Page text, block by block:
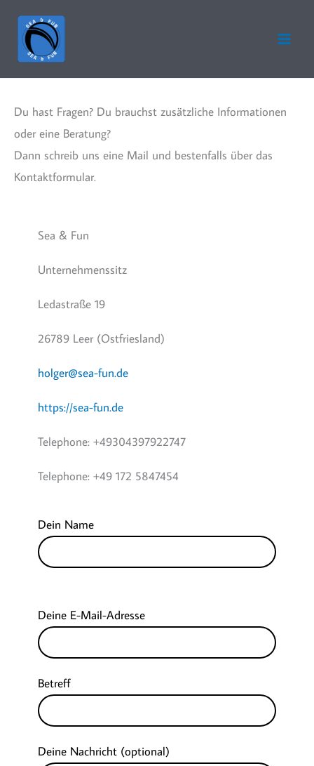
Inhalt
springen
Du hast Fragen? Du brauchst zusätzliche Informationen
oder eine Beratung?
Dann schreib uns eine Mail und bestenfalls über das
Kontaktformular.
Sea & Fun
Unternehmenssitz
Ledastraße 19
26789 Leer (Ostfriesland)
holger@sea-fun.de
https://sea-fun.de
Telephone: +49304397922747
Telephone: +49 172 5847454
Dein Name
Deine E-Mail-Adresse
Betreff
Deine Nachricht (optional)